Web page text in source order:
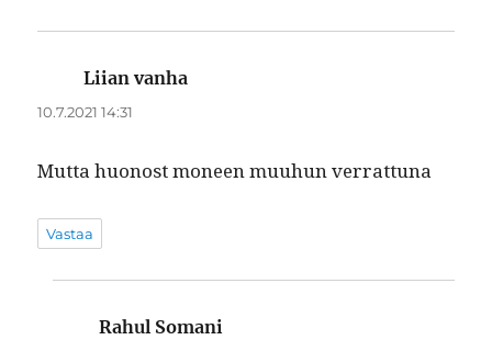
Liian vanha
10.7.2021 14:31
Mut­ta huonost mon­een muuhun verrattuna
Vastaa
Rahul Somani